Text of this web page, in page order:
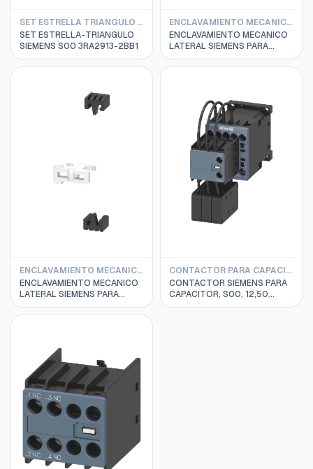
SET ESTRELLA TRIANGULO SIEMENS
SET ESTRELLA-TRIANGULO
SIEMENS S00 3RA2913-2BB1
ENCLAVAMIENTO MECANICO SIEMENS
ENCLAVAMIENTO MECANICO
LATERAL SIEMENS PARA
CONTACTOR
S6/S10/S12/3RT10/3RT12/3RT14
ENCLAVAMIENTO MECANICO SIEMENS
ENCLAVAMIENTO MECANICO
LATERAL SIEMENS PARA
CONTACTOR 3RT2.1
3RA2912-2H
CONTACTOR PARA CAPACITORES SIEMENS
CONTACTOR SIEMENS PARA
CAPACITOR, S00, 12,50
KVAR, 400VAC 3RT2617-